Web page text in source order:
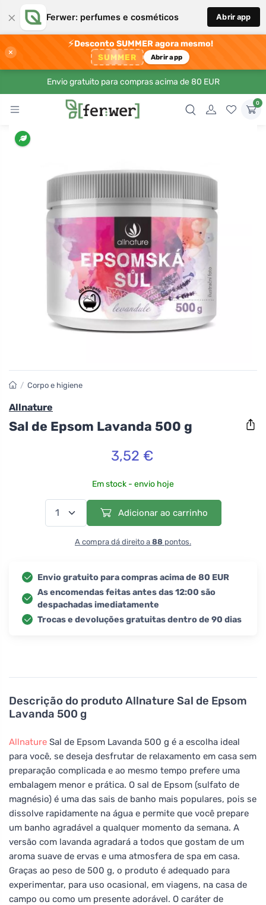
× Ferwer: perfumes e cosméticos Abrir app
×
⚡Desconto SUMMER agora mesmo!
SUMMER Abrir app
Envio gratuito para compras acima de 80 EUR
0
Descrição do produto Allnature Sal de Epsom
Lavanda 500 g
Allnature Sal de Epsom Lavanda 500 g é a escolha ideal
para você, se deseja desfrutar de relaxamento em casa sem
preparação complicada e ao mesmo tempo prefere uma
embalagem menor e prática. O sal de Epsom (sulfato de
magnésio) é uma das sais de banho mais populares, pois se
dissolve rapidamente na água e permite que você prepare
um banho agradável a qualquer momento da semana. A
versão com lavanda agradará a todos que gostam de um
aroma suave de ervas e uma atmosfera de spa em casa.
Graças ao peso de 500 g, o produto é adequado para
experimentar, para uso ocasional, em viagens, na casa de
campo ou como um presente adorável. O caráter de
/ Corpo e higiene
Allnature
Sal de Epsom Lavanda 500 g
3,52 €
Em stock - envio hoje
Adicionar ao carrinho
A compra dá direito a 88 pontos.
Envio gratuito para compras acima de 80 EUR
As encomendas feitas antes das 12:00 são
despachadas imediatamente
Trocas e devoluções gratuitas dentro de 90 dias